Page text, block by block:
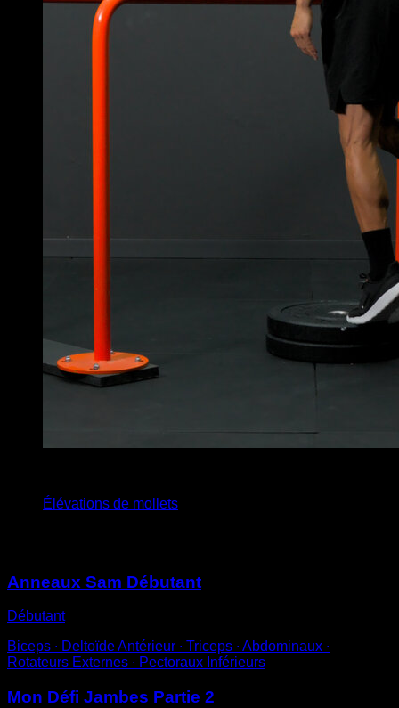
Élévations de mollets
Anneaux Sam Débutant
Débutant
Biceps ∙ Deltoïde Antérieur ∙ Triceps ∙ Abdominaux ∙
Rotateurs Externes ∙ Pectoraux Inférieurs
Mon Défi Jambes Partie 2